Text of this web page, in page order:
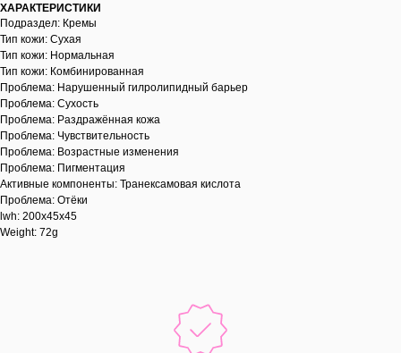
ХАРАКТЕРИСТИКИ
Подраздел: Кремы
Тип кожи: Сухая
Тип кожи: Нормальная
Тип кожи: Комбинированная
Проблема: Нарушенный гилролипидный барьер
Проблема: Сухость
Проблема: Раздражённая кожа
Проблема: Чувствительность
Проблема: Возрастные изменения
Проблема: Пигментация
Активные компоненты: Транексамовая кислота
Проблема: Отёки
lwh: 200x45x45
Weight: 72g